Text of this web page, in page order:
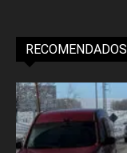
RECOMENDADOS